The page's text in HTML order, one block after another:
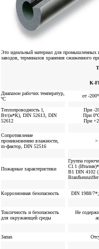
Это идеальный материал для промышленных
заводов, терминалов хранения сжиженного
K-
Диапазон рабочих температур,
ºС
от -
Теплопроводность l
Вт/(м*К), DIN 52613, DIN
52612
При -
При
При
Сопротивление
проникновению влажности,
m-фактор, DIN 52516
>
Пожарные характеристики
Группа
Cl.1
B1 DIN 4102
Коррозионная безопасность DIN 1988/7*;
Токсичность и безопасность
для окружающей среды
Не
Запах